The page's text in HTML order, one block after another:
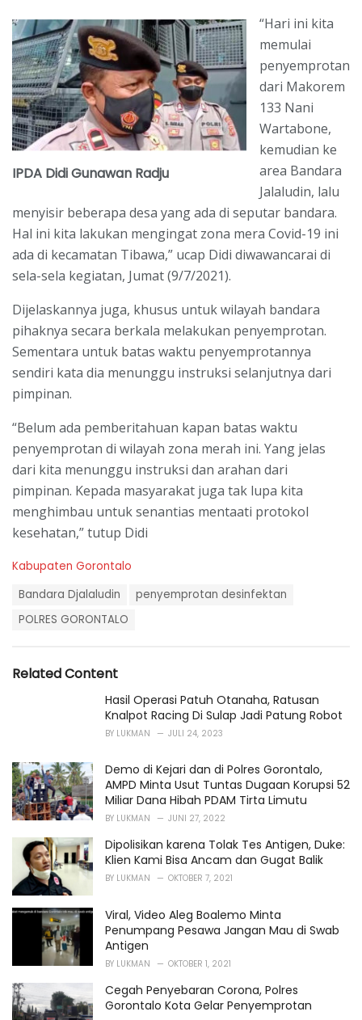
IPDA Didi Gunawan Radju
“Hari ini kita
memulai
penyemprotan
dari Makorem
133 Nani
Wartabone,
kemudian ke
area Bandara
Jalaludin, lalu
menyisir beberapa desa yang ada di seputar bandara.
Hal ini kita lakukan mengingat zona mera Covid-19 ini
ada di kecamatan Tibawa,” ucap Didi diwawancarai di
sela-sela kegiatan, Jumat (9/7/2021).
Dijelaskannya juga, khusus untuk wilayah bandara
pihaknya secara berkala melakukan penyemprotan.
Sementara untuk batas waktu penyemprotannya
sendiri kata dia menunggu instruksi selanjutnya dari
pimpinan.
“Belum ada pemberitahuan kapan batas waktu
penyemprotan di wilayah zona merah ini. Yang jelas
dari kita menunggu instruksi dan arahan dari
pimpinan. Kepada masyarakat juga tak lupa kita
menghimbau untuk senantias mentaati protokol
kesehatan,” tutup Didi
C
i
e
Kabupaten Gorontalo
Bandara Djalaludin
penyemprotan desinfektan
POLRES GORONTALO
Related Content
Hasil Operasi Patuh Otanaha, Ratusan
Knalpot Racing Di Sulap Jadi Patung Robot
BY LUKMAN JULI 24, 2023
Demo di Kejari dan di Polres Gorontalo,
AMPD Minta Usut Tuntas Dugaan Korupsi 52
Miliar Dana Hibah PDAM Tirta Limutu
BY LUKMAN JUNI 27, 2022
Dipolisikan karena Tolak Tes Antigen, Duke:
Klien Kami Bisa Ancam dan Gugat Balik
BY LUKMAN OKTOBER 7, 2021
Viral, Video Aleg Boalemo Minta
Penumpang Pesawa Jangan Mau di Swab
Antigen
BY LUKMAN OKTOBER 1, 2021
Cegah Penyebaran Corona, Polres
Gorontalo Kota Gelar Penyemprotan